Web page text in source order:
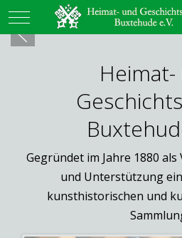
Mobile Menu Toggle
Gegründet im Jahre 1880
und Unterstützung
kunsthistorischen und